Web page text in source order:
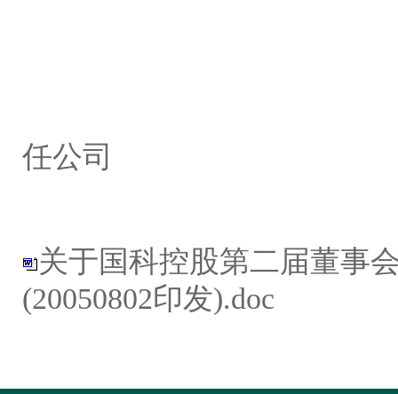
任公司
关于国科控股第二届董事
(20050802印发).doc